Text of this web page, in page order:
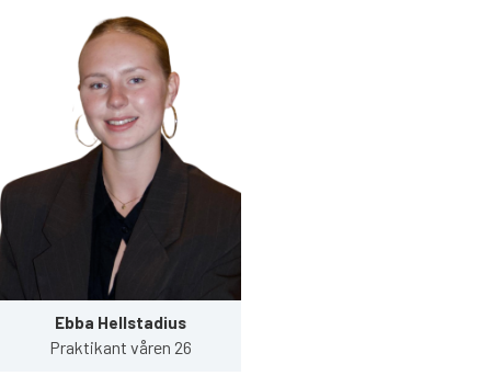
Ebba Hellstadius
Praktikant våren 26